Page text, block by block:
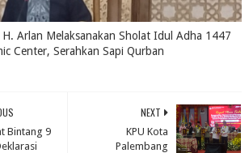
Arlan Melaksanakan Sholat Idul Adha 1447
Center, Serahkan Sapi Qurban
NEXT
KPU Kota
Palembang
Bintang 9